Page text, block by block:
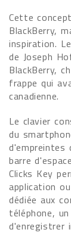
Cette
BlackBerry,
inspiration.
de Joseph
BlackBerry,
frappe qui
canadienne.
Le clavier
du
d'empreintes
barre
Clicks Key
application
dédiée aux
téléphone,
d'enregistrer